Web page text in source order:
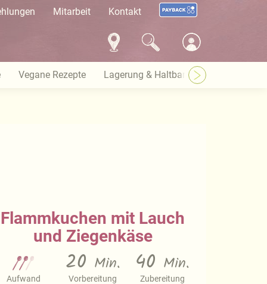
Mitarbeit Kontakt
Vegane Rezepte Lagerung & Haltbarkeit
Flammkuchen mit Lauch
und Ziegenkäse
Aufwand
20 Min.
Vorbereitung
40 Min.
Zubereitung